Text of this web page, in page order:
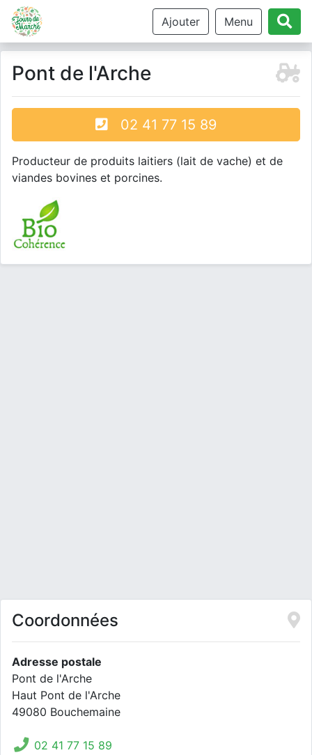
Ajouter Menu
Pont de l'Arche
02 41 77 15 89
Producteur de produits laitiers (lait de vache) et de
viandes bovines et porcines.
Coordonnées
Adresse postale
Pont de l'Arche
Haut Pont de l'Arche
49080 Bouchemaine
02 41 77 15 89